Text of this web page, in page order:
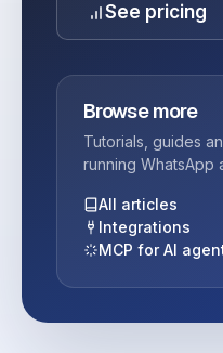
See pricing
Browse more
Tutorials, guides
running WhatsApp
All articles
Integrations
MCP for AI